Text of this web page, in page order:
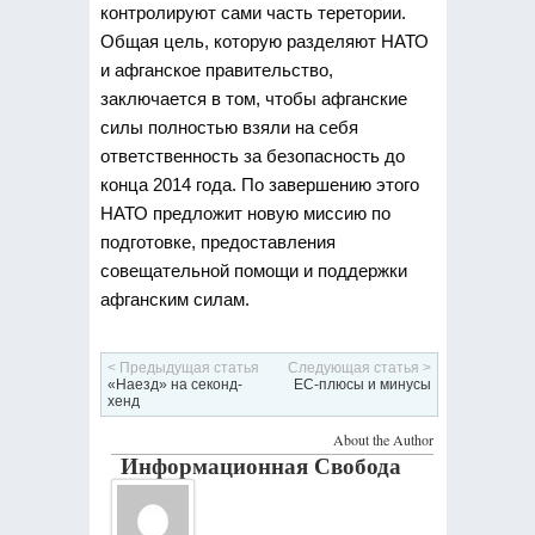
контролируют сами часть теретории.
Общая цель, которую разделяют НАТО
и афганское правительство,
заключается в том, чтобы афганские
силы полностью взяли на себя
ответственность за безопасность до
конца 2014 года. По завершению этого
НАТО предложит новую миссию по
подготовке, предоставления
совещательной помощи и поддержки
афганским силам.
< Предыдущая статья
«Наезд» на секонд-
хенд
Следующая статья >
ЕС-плюсы и минусы
About the Author
Информационная Свобода